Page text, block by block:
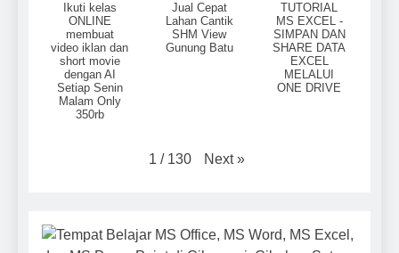
Ikuti kelas
ONLINE
membuat
video iklan dan
short movie
dengan AI
Setiap Senin
Malam Only
350rb
Jual Cepat
Lahan Cantik
SHM View
Gunung Batu
TUTORIAL
MS EXCEL -
SIMPAN DAN
SHARE DATA
EXCEL
MELALUI
ONE DRIVE
1 / 130 Next »